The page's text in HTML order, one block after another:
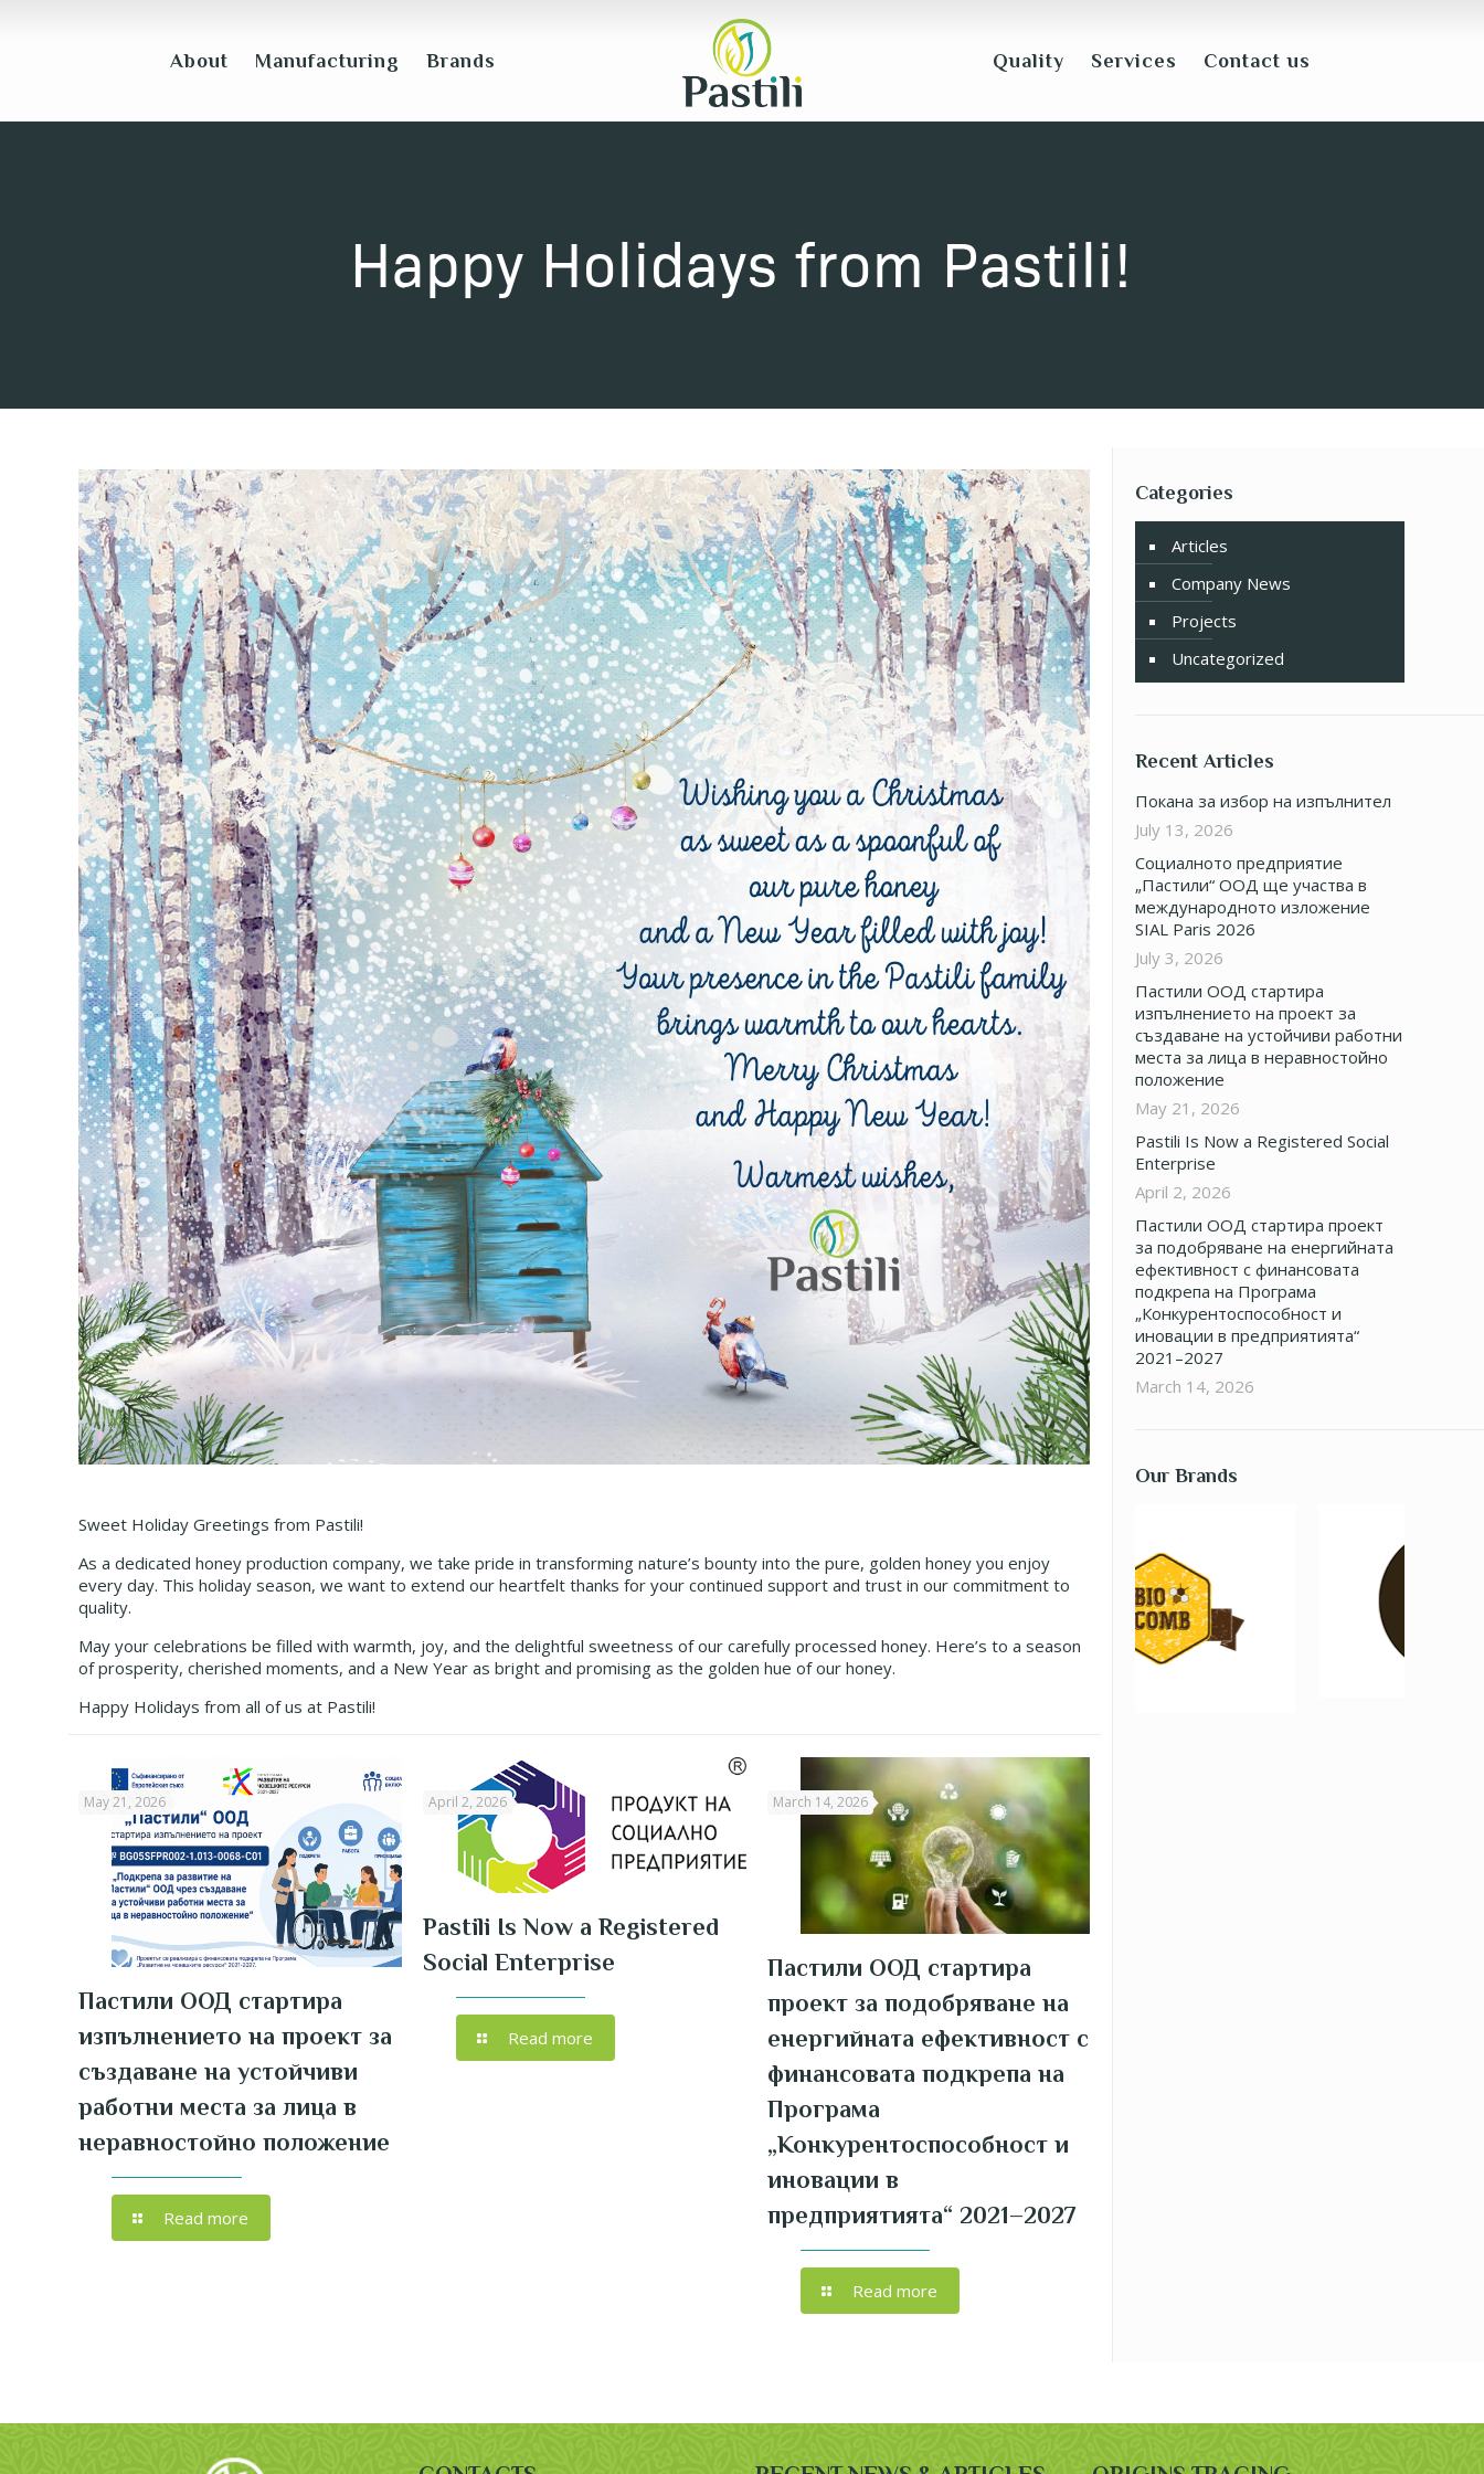
About Manufacturing Brands Quality Services Contact us
Happy Holidays from Pastili!
Sweet Holiday Greetings from Pastili!
As a dedicated honey production company, we take pride in transforming nature’s bounty into the pure, golden honey you enjoy
every day. This holiday season, we want to extend our heartfelt thanks for your continued support and trust in our commitment to
quality.
May your celebrations be filled with warmth, joy, and the delightful sweetness of our carefully processed honey. Here’s to a season
of prosperity, cherished moments, and a New Year as bright and promising as the golden hue of our honey.
Happy Holidays from all of us at Pastili!
May 21, 2026
Пастили ООД стартира
изпълнението на проект за
създаване на устойчиви
работни места за лица в
неравностойно положение
Read more
April 2, 2026
Pastili Is Now a Registered
Social Enterprise
Read more
March 14, 2026
Пастили ООД стартира
проект за подобряване на
енергийната ефективност с
финансовата подкрепа на
Програма
„Конкурентоспособност и
иновации в
предприятията“ 2021–2027
Read more
Categories
Articles
Company News
Projects
Uncategorized
Recent Articles
Покана за избор на изпълнител
July 13, 2026
Социалното предприятие
„Пастили“ ООД ще участва в
международното изложение
SIAL Paris 2026
July 3, 2026
Пастили ООД стартира
изпълнението на проект за
създаване на устойчиви работни
места за лица в неравностойно
положение
May 21, 2026
Pastili Is Now a Registered Social
Enterprise
April 2, 2026
Пастили ООД стартира проект
за подобряване на енергийната
ефективност с финансовата
подкрепа на Програма
„Конкурентоспособност и
иновации в предприятията“
2021–2027
March 14, 2026
Our Brands